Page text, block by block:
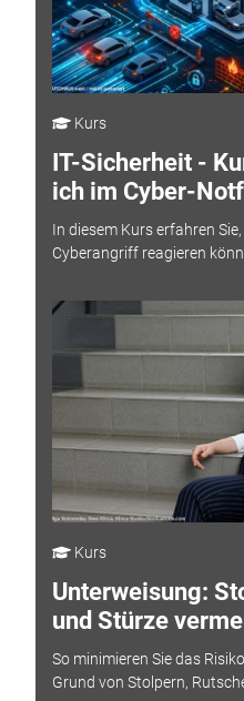
Kurs
IT-Sicherheit -
ich im Cyber-
In diesem Kurs erfahren
Cyberangriff reagieren
Kurs
Unterweisung:
und Stürze
So minimieren Sie das
Grund von Stolpern,